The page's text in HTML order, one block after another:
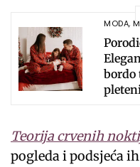
MODA,
bordo
Teorija crvenih
pogleda i podsjeća